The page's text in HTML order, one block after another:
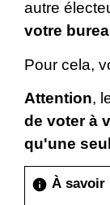
autre
votre
Pour cela,
Attention,
de voter à
qu'une
info À savoir